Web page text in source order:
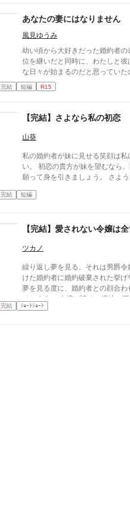
あなたの妻にはなりません
風見ゆうみ
幼い頃から大好きだった婚約者
位を継いだと同時に、わたしと
な日々が始まるのだと思ってい
場近くの街に行くことになった
後、わたしの元に届いたのは夫の
のディール様。 彼は夫から自分
にはわたしのことを頼むと言われ
あっという間に日にちが過ぎ、デ
たしに、友人と街に出た時にすれ
「あの男と結婚するのはやめなさ
害を依頼した男だ」
完結 短編 R15
【完結】さよなら私の初恋
山葵
私の婚約者が妹に見せる笑顔は私
い。 初恋の貴方が妹を望むなら、私は貴方の幸せを
願って身を引
完結 短編
【完結】愛されない令嬢は
ツカノ
繰り返し夢を見る。それは男爵令
けた婚約者に婚約破棄された挙げ
夢を見る度に、婚約者との顔合わ
てしまう。 令嬢が諦めの境地に
は違う展開になったのだった。
完結 ｼｮｰﾄｼｮｰﾄ